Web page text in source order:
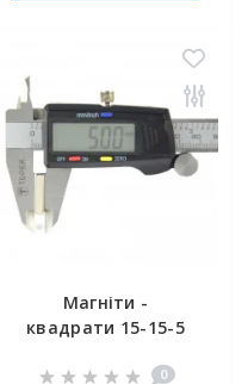
Магніти -
квадрати 15-15-5
0